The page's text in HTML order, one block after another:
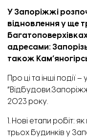
У Запоріжжі
відновлення у ще
адресами:
також
Про ці та інші події
2023 року.
1. Нові етапи робіт:
трьох будинків у